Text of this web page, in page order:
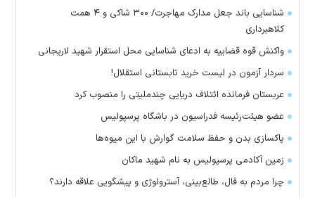
شناسایی باند جعل مدارک مهاجرت/ ۳۰۰ شاکی و ۴ همت
کلاهبرداری
واکنش قوه قضاییه به ادعای شناسایی محل استقرار شهید لاریجانی
سردار آزمون در لیست خرید تابستانی استقلال!
عربستان فرمانده ائتلاف دریایی چندملیتی را منصوب کرد
عضو هیئت‌رئیسه فدراسیون در باشگاه پرسپولیس
پاکسازی بدن و حفظ سلامت گوارش با این میوه‌ها
زمین آکادمی پرسپولیس به نام شهید ماکان
چرا مردم به فال، طالع‌بینی، آسترولوژی و پیشگویی علاقه دارند؟